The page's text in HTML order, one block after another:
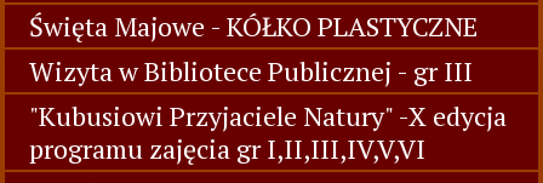
Święta Majowe - KÓŁKO PLASTYCZNE
Wizyta w Bibliotece Publicznej - gr III
"Kubusiowi Przyjaciele Natury" -X edycja
programu zajęcia gr I,II,III,IV,V,VI